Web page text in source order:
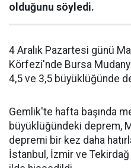
olduğunu söyledi.
4 Aralık Pazartesi günü
Körfezi'nde Bursa
4,5 ve 3,5 büyüklüğünde
Gemlik'te hafta başında
büyüklüğündeki deprem,
depremi bir kez daha
İstanbul, İzmir ve